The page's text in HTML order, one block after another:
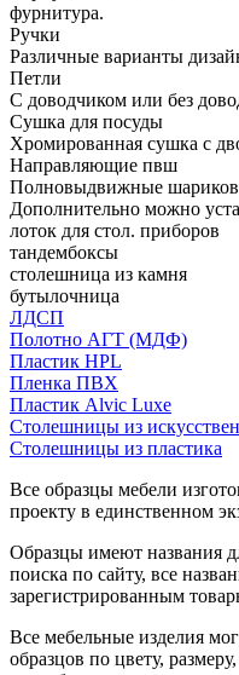
фурнитура.
Ручки
Различные варианты
Петли
С доводчиком или без
Сушка для посуды
Хромированная сушка с
Направляющие пвш
Полновыдвижные
Дополнительно можно
лоток для стол. приборов
тандембоксы
столешница из камня
бутылочница
ЛДСП
Полотно АГТ (МДФ)
Пластик HPL
Пленка ПВХ
Пластик Alvic Luxe
Столешницы из
Столешницы из пластика
Все образцы мебели
проекту в единственном
Образцы имеют названия
поиска по сайту, все
зарегистрированным
Все мебельные изделия
образцов по цвету,